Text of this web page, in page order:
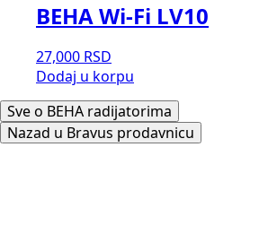
BEHA Wi-Fi LV10
27,000 RSD
Dodaj u korpu
Sve o BEHA radijatorima
Nazad u Bravus prodavnicu